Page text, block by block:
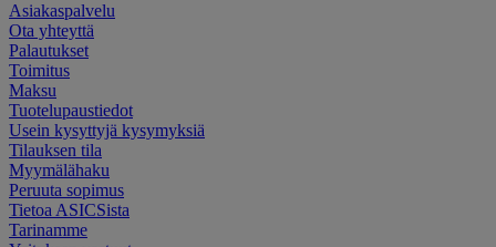
Asiakaspalvelu
Ota yhteyttä
Palautukset
Toimitus
Maksu
Tuotelupaustiedot
Usein kysyttyjä kysymyksiä
Tilauksen tila
Myymälähaku
Peruuta sopimus
Tietoa ASICSista
Tarinamme